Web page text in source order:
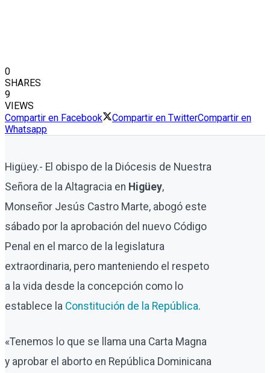
0
SHARES
9
VIEWS
Compartir en Facebook
Compartir en TwitterCompartir en
Whatsapp
Higüey.- El obispo de la Diócesis de Nuestra
Señora de la Altagracia en Higüey,
Monseñor Jesús Castro Marte, abogó este
sábado por la aprobación del nuevo Código
Penal en el marco de la legislatura
extraordinaria, pero manteniendo el respeto
a la vida desde la concepción como lo
establece la Constitución de la República.
«Tenemos lo que se llama una Carta Magna
y aprobar el aborto en República Dominicana